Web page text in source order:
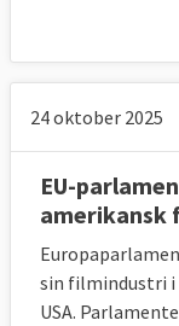
24 oktober 2025
EU-
amerikansk
sin filmindustri i
USA.